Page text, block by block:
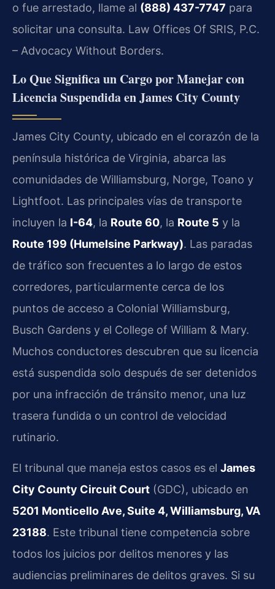
o fue arrestado, llame al (888) 437-7747 para
solicitar una consulta. Law Offices Of SRIS, P.C.
– Advocacy Without Borders.
Lo Que Significa un Cargo por Manejar con
Licencia Suspendida en James City County
James City County, ubicado en el corazón de la
península histórica de Virginia, abarca las
comunidades de Williamsburg, Norge, Toano y
Lightfoot. Las principales vías de transporte
incluyen la I-64, la Route 60, la Route 5 y la
Route 199 (Humelsine Parkway). Las paradas
de tráfico son frecuentes a lo largo de estos
corredores, particularmente cerca de los
puntos de acceso a Colonial Williamsburg,
Busch Gardens y el College of William & Mary.
Muchos conductores descubren que su licencia
está suspendida solo después de ser detenidos
por una infracción de tránsito menor, una luz
trasera fundida o un control de velocidad
rutinario.
El tribunal que maneja estos casos es el James
City County Circuit Court (GDC), ubicado en
5201 Monticello Ave, Suite 4, Williamsburg, VA
23188. Este tribunal tiene competencia sobre
todos los juicios por delitos menores y las
audiencias preliminares de delitos graves. Si su